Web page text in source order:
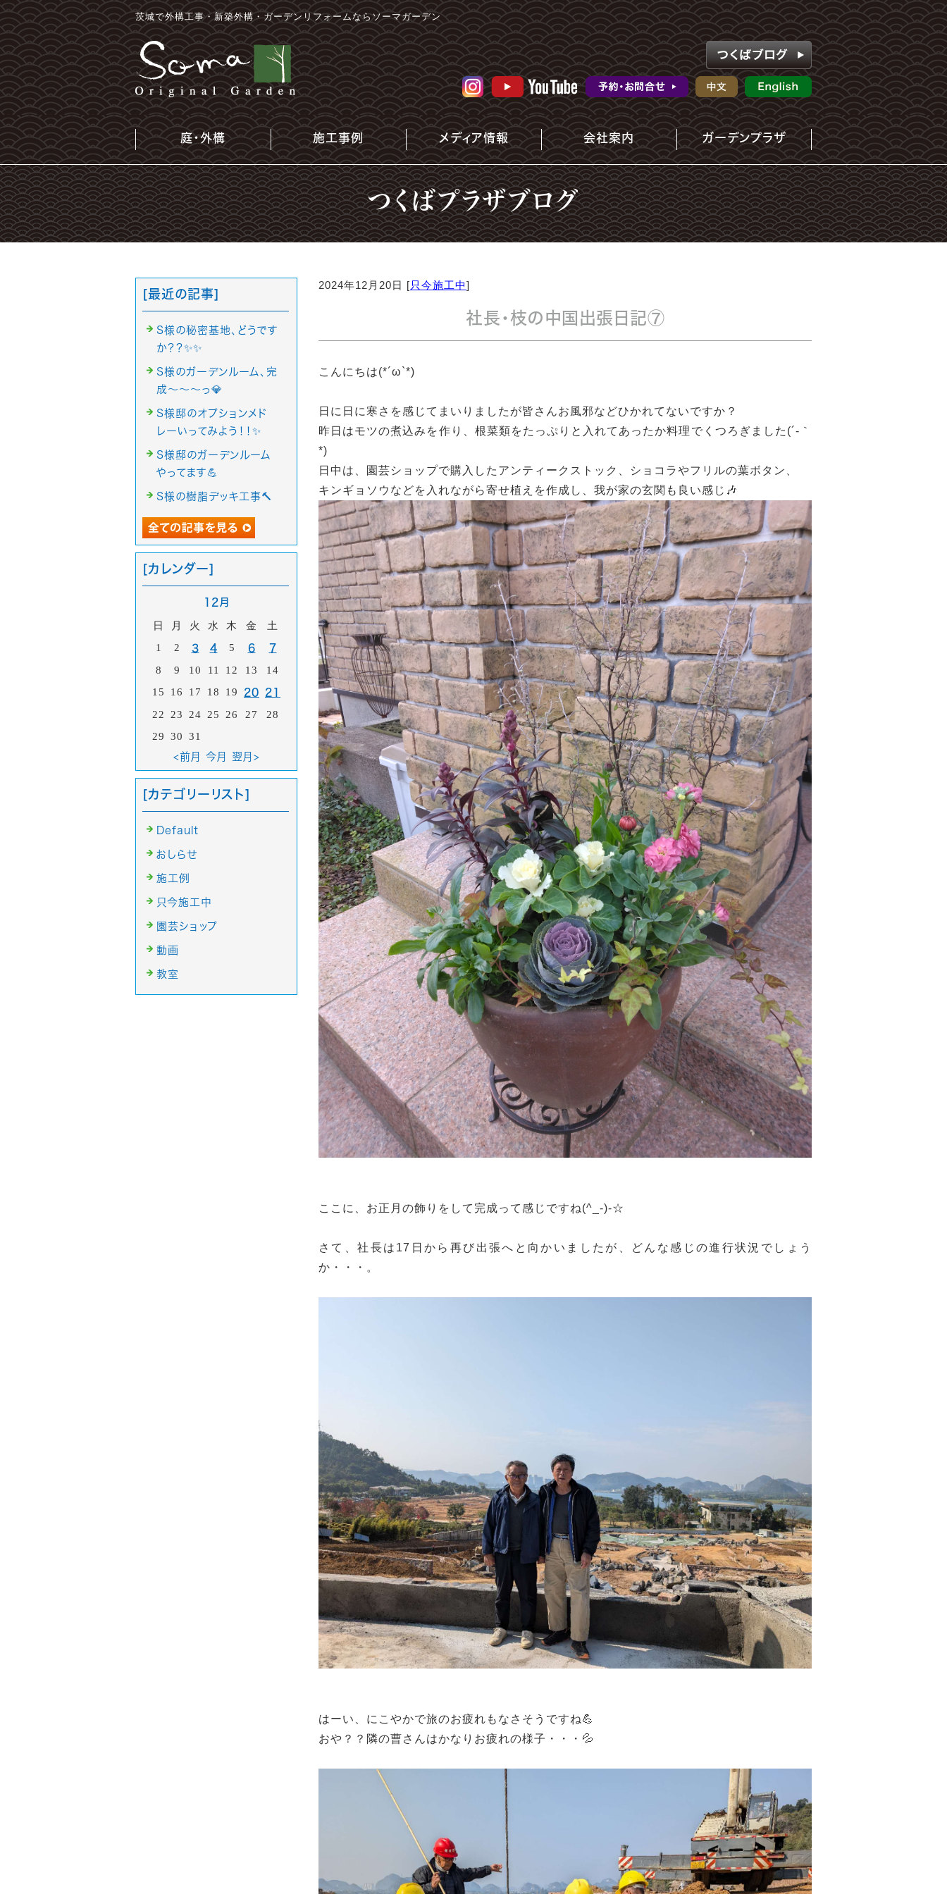
茨城で外構工事・新築外構・ガーデンリフォームならソーマガーデン
庭・外構 施工事例 メディア情報 会社案内 ガーデンプラザ
つくばプラザブログ
2024年12月20日 [只今施工中]
社長・枝の中国出張日記⑦
こんにちは(*´ω`*)
日に日に寒さを感じてまいりましたが皆さんお風邪などひかれてないですか？
昨日はモツの煮込みを作り、根菜類をたっぷりと入れてあったか料理でくつろぎました(´-｀
*)
日中は、園芸ショップで購入したアンティークストック、ショコラやフリルの葉ボタン、
キンギョソウなどを入れながら寄せ植えを作成し、我が家の玄関も良い感じ🎶
ここに、お正月の飾りをして完成って感じですね(^_-)-☆
さて、社長は17日から再び出張へと向かいましたが、どんな感じの進行状況でしょう
か・・・。
はーい、にこやかで旅のお疲れもなさそうですね💪
おや？？隣の曹さんはかなりお疲れの様子・・・💦
[最近の記事]
S様の秘密基地、どうです
か？？✨✨
S様のガーデンルーム、完
成～～～っ💎
S様邸のオプションメド
レーいってみよう！！✨
S様邸のガーデンルーム
やってます💪
S様の樹脂デッキ工事🔨
[カレンダー]
12月
日 月 火 水 木 金
土
1
2 3 4 5 6 7
8 9 10 11 12 13
14
15
16 17 18 19 20 21
22 23 24 25 26 27
28
29
30 31
<前月 今月 翌月>
[カテゴリーリスト]
Default
おしらせ
施工例
只今施工中
園芸ショップ
動画
教室